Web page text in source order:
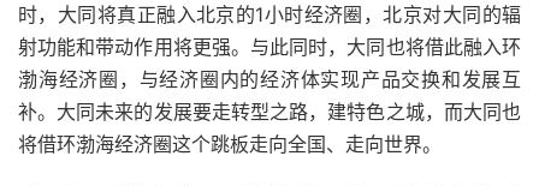
时，大同将真正融入北京的1小时经济圈，北京对大同的辐
射功能和带动作用将更强。与此同时，大同也将借此融入环
渤海经济圈，与经济圈内的经济体实现产品交换和发展互
补。大同未来的发展要走转型之路，建特色之城，而大同也
将借环渤海经济圈这个跳板走向全国、走向世界。